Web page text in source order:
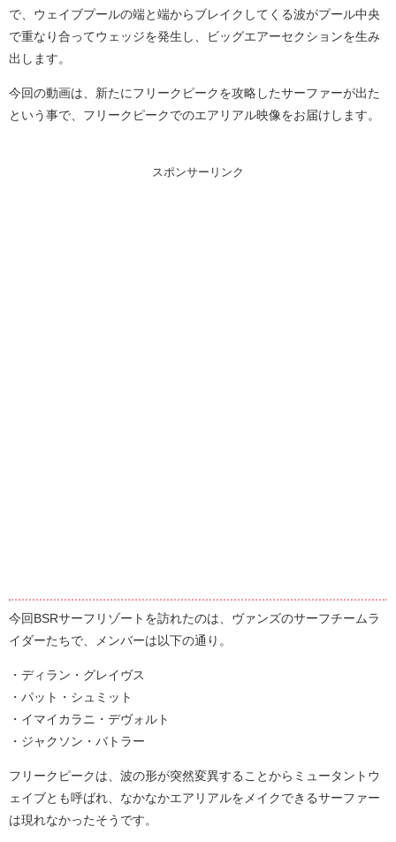
で、ウェイブプールの端と端からブレイクしてくる波がプール中央
で重なり合ってウェッジを発生し、ビッグエアーセクションを生み
出します。
今回の動画は、新たにフリークピークを攻略したサーファーが出た
という事で、フリークピークでのエアリアル映像をお届けします。
スポンサーリンク
今回BSRサーフリゾートを訪れたのは、ヴァンズのサーフチームラ
イダーたちで、メンバーは以下の通り。
・ディラン・グレイヴス
・パット・シュミット
・イマイカラニ・デヴォルト
・ジャクソン・バトラー
フリークピークは、波の形が突然変異することからミュータントウ
ェイブとも呼ばれ、なかなかエアリアルをメイクできるサーファー
は現れなかったそうです。